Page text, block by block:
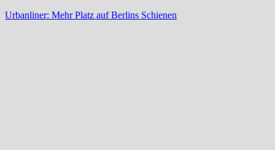
Urbanliner: Mehr Platz auf Berlins Schienen